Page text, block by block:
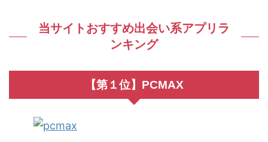
当サイトおすすめ出会い系アプリラ
ンキング
【第１位】PCMAX